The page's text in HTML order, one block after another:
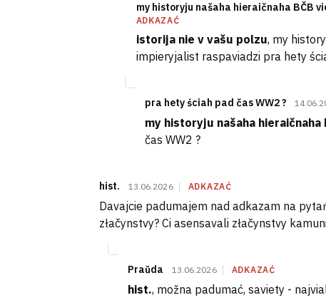
my historyju našaha hieraičnaha BČB
ADKAZAĆ
istorija nie v vašu polzu, my
impieryjalist raspaviadzi pra hety
pra hety ściah pad čas WW2 ?
my historyju našaha hieraičnaha
čas WW2 ?
hist. 13.06.2026 ADKAZAĆ
Davajcie padumajem nad adkazam na
złačynstvy? Ci asensavali złačynstvy
Praŭda 13.06.2026 ADKAZAĆ
hist., možna padumać, saviety -